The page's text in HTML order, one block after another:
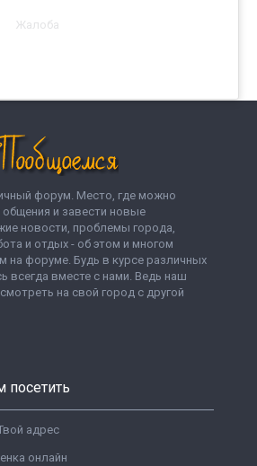
Жалоба
форум. Место, где можно
и завести новые
новости, проблемы города,
и отдых - об этом и многом
на форуме. Будь в курсе различных
всегда вместе с нами. Ведь наш
на свой город с другой
посетить
адрес
онлайн